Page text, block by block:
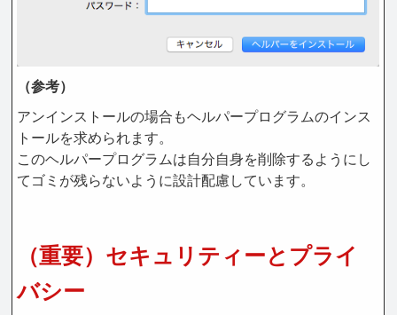
（参考）
アンインストールの場合もヘルパープログラムのインス
トールを求められます。
このヘルパープログラムは自分自身を削除するようにし
てゴミが残らないように設計配慮しています。
（重要）セキュリティーとプライ
バシー